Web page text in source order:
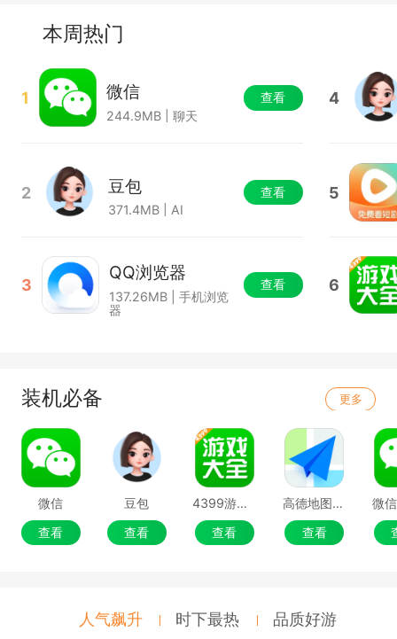
本周热门
1 微信
244.9MB | 聊天
查看
2 豆包
371.4MB | AI
查看
3
QQ浏览器
137.26MB | 手机浏览
器
查看
4
5
6
装机必备 更多
微信
查看
豆包
查看
4399游戏盒
查看
高德地图移动端
查看
微
人气飙升 时下最热 品质好游